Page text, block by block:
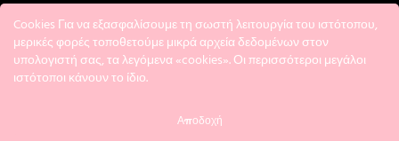
Cookies Για να εξασφαλίσουμε τη σωστή λειτουργία του ιστότοπου,
μερικές φορές τοποθετούμε μικρά αρχεία δεδομένων στον
υπολογιστή σας, τα λεγόμενα «cookies». Οι περισσότεροι μεγάλοι
ιστότοποι κάνουν το ίδιο.
Αποδοχή